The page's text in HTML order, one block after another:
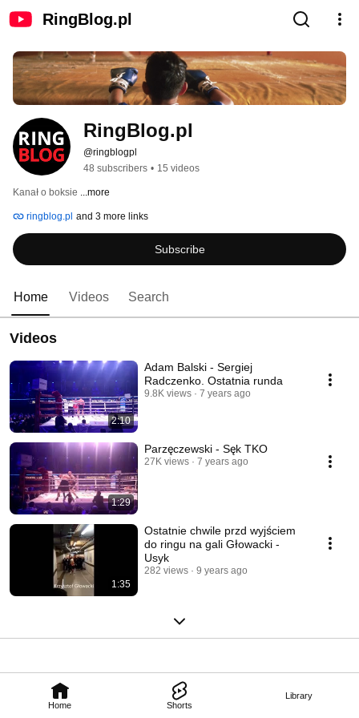
RingBlog.pl
Home Shorts
Library
RingBlog.pl
@ringblogpl
48 subscribers • 15 videos
Kanał o boksie ...more
ringblog.pl and 3 more links
Subscribe
Home Videos Search
Videos
2:10
Adam Balski - Sergiej
Radczenko. Ostatnia runda
9.8K views 7 years ago
1:29
Parzęczewski - Sęk TKO
27K views 7 years ago
1:35
Ostatnie chwile przd wyjściem
do ringu na gali Głowacki -
Usyk
282 views 9 years ago